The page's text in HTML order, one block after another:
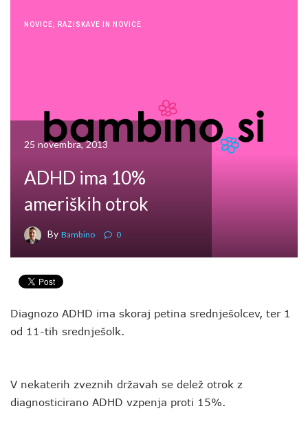
NOVICE RAZISKAVE IN NOVICE
25 novembra, 2013
ADHD ima 10%
ameriških otrok
By Bambino 0
Diagnozo ADHD ima skoraj petina srednješolcev, ter 1
od 11-tih srednješolk.
V nekaterih zveznih državah se delež otrok z
diagnosticirano ADHD vzpenja proti 15%.